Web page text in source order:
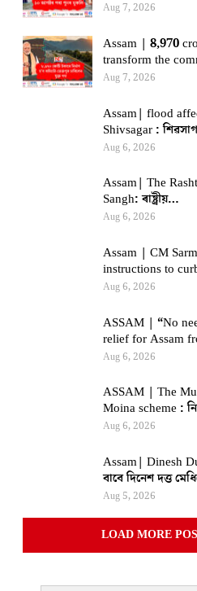
Aug 7, 2026
Assam | 8,970
transform the
Aug 7, 2026
Assam| flood
Shivsagar :
Aug 6, 2026
Assam| The
Sangh: ৰাষ্ট্ৰীয়…
Aug 6, 2026
Assam | CM
instructions to
Aug 6, 2026
ASSAM | “No
relief for Assam
Aug 6, 2026
ASSAM | The
Moina scheme :
Aug 6, 2026
Assam| Dinesh
বাবে দিনেশ দত্ত
Aug 5, 2026
LOAD MORE